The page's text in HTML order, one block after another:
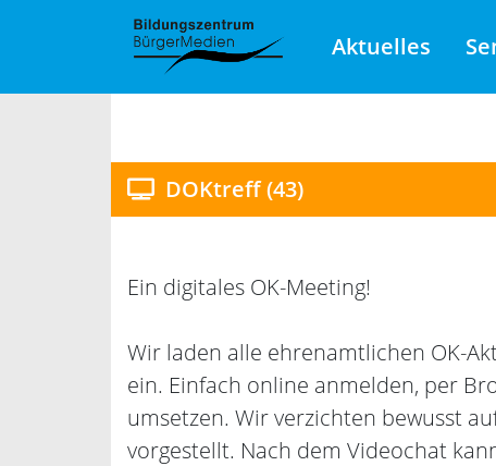
Aktuelles
DOKtreff (43)
Ein digitales OK-Meeting!
Wir laden alle ehrenamtlichen OK-
ein. Einfach online anmelden, per
umsetzen. Wir verzichten bewusst
vorgestellt. Nach dem Videochat